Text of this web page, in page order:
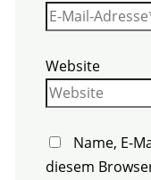
Website
Name, E-
diesem